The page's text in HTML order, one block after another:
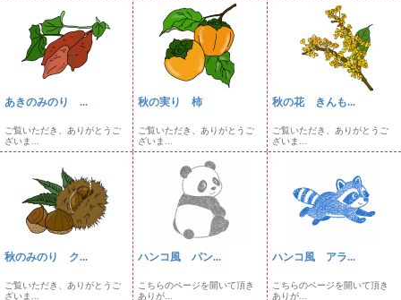
あきのみのり ...
ご覧いただき、ありがとうご
ざいま...
秋の実り 柿
ご覧いただき、ありがとうご
ざいま...
秋の花 きんも...
ご覧いただき、ありがとうご
ざいま...
秋のみのり ク...
ご覧いただき、ありがとうご
ざいま...
ハンコ風 パン...
こちらのページを開いて頂き
ありが...
ハンコ風 アラ...
こちらのページを開いて頂き
ありが...